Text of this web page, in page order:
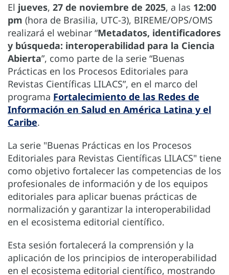
El jueves, 27 de noviembre de 2025, a las 12:00
pm (hora de Brasilia, UTC-3), BIREME/OPS/OMS
realizará el webinar “Metadatos, identificadores
y búsqueda: interoperabilidad para la Ciencia
Abierta”, como parte de la serie “Buenas
Prácticas en los Procesos Editoriales para
Revistas Científicas LILACS”, en el marco del
programa Fortalecimiento de las Redes de
Información en Salud en América Latina y el
Caribe.
La serie "Buenas Prácticas en los Procesos
Editoriales para Revistas Científicas LILACS" tiene
como objetivo fortalecer las competencias de los
profesionales de información y de los equipos
editoriales para aplicar buenas prácticas de
normalización y garantizar la interoperabilidad
en el ecosistema editorial científico.
Esta sesión fortalecerá la comprensión y la
aplicación de los principios de interoperabilidad
en el ecosistema editorial científico, mostrando